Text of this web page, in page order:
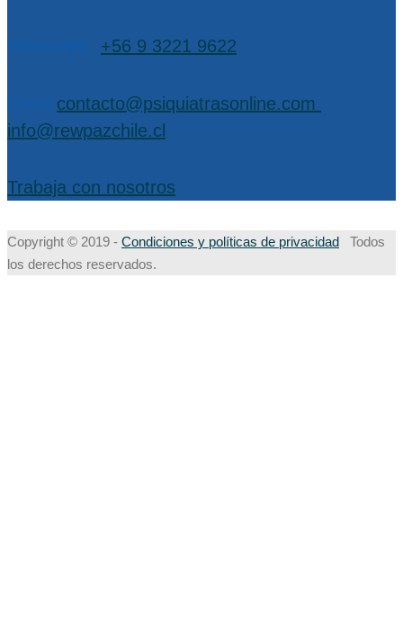
+56 9 3221 9622
contacto@psiquiatrasonline.com
info@rewpazchile.cl
Trabaja con nosotros
Copyright © 2019 - Condiciones y políticas de privacidad
Todos
los derechos reservados.